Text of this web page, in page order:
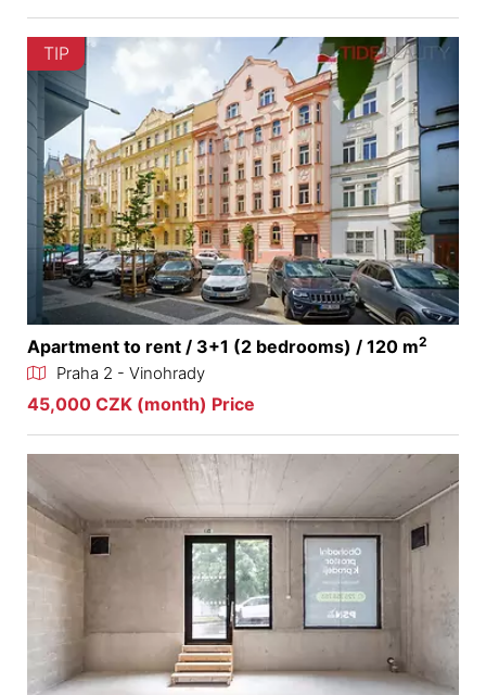
TIP
Apartment to rent / 3+1 (2 bedrooms) / 120 m2
Praha 2 - Vinohrady
45,000 CZK (month) Price